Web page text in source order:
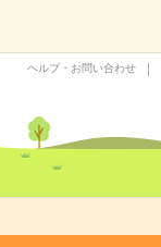
ヘルプ・お問い合わせ